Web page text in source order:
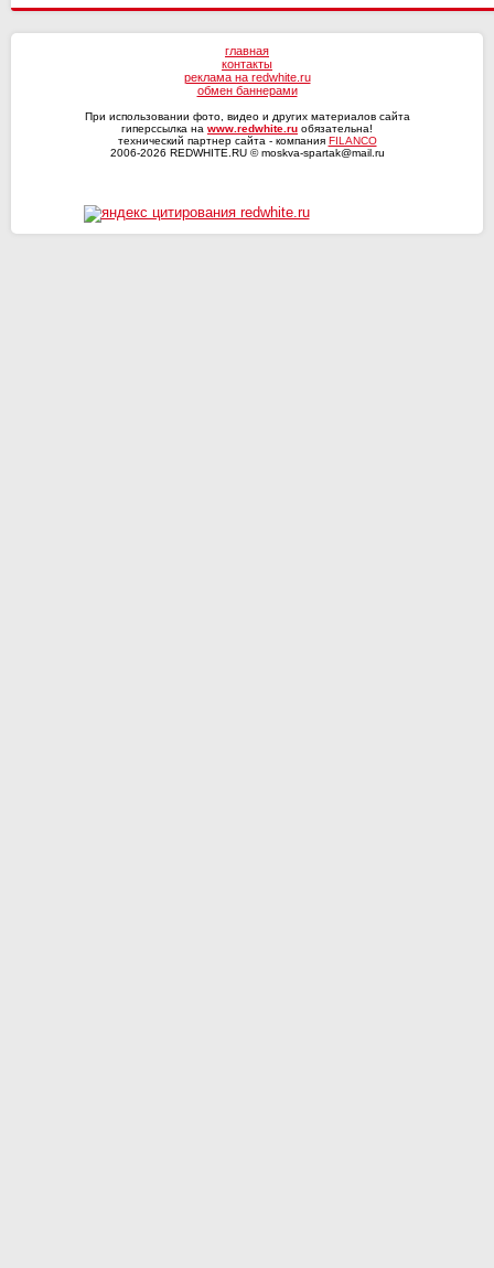
главная
контакты
реклама на redwhite.ru
обмен баннерами
При использовании фото, видео и других материалов сайта
гиперссылка на www.redwhite.ru обязательна!
технический партнер сайта - компания FILANCO
2006-2026 REDWHITE.RU © moskva-spartak@mail.ru